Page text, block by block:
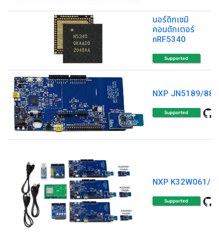
นอร์ดิกเซมิ
คอนดักเตอร์
nRF5340
NXP JN5189/88
NXP K32W061/